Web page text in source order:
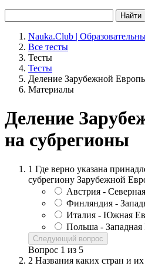
Найти
Nauka.Club |
Все тесты
Тесты
Тесты
Деление Зарубежной
Материалы
Деление
на субрегионы
1 Где верно указана
субрегиону Зарубежной
Австрия -
Финляндия -
Италия - Южная
Польша - Западная
Следующий вопрос
Вопрос 1 из 5
2 Названия каких стран и